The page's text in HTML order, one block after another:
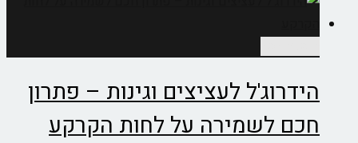
הידרוג'ל לעציצים וגינות – פתרון
חכם לשמירה על לחות הקרקע